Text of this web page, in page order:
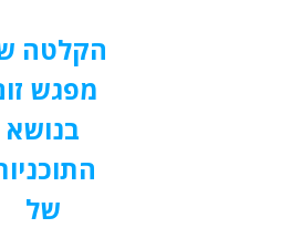
הקלטה
מפגש
בנושא
של